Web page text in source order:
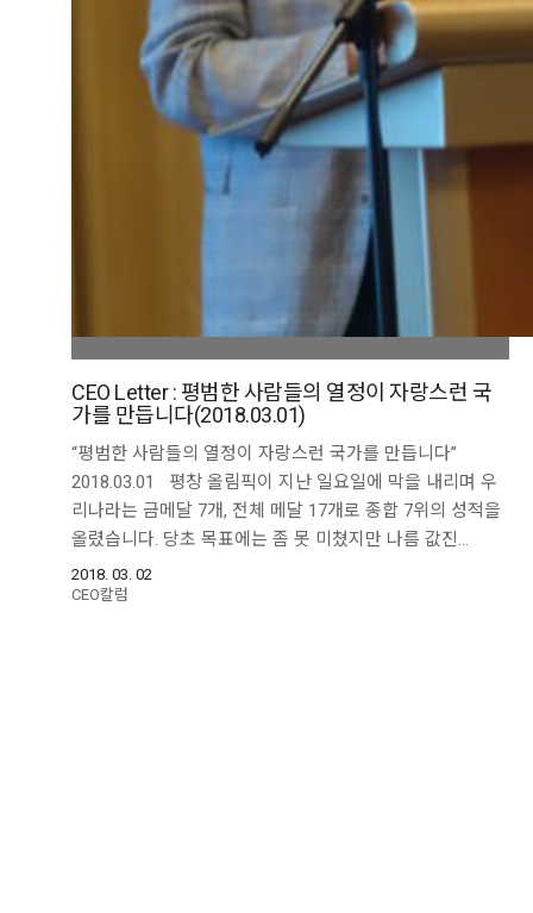
CEO Letter : 평범한 사람들의 열정이 자랑스런 국
가를 만듭니다(2018.03.01)
“평범한 사람들의 열정이 자랑스런 국가를 만듭니다”
2018.03.01 평창 올림픽이 지난 일요일에 막을 내리며 우
리나라는 금메달 7개, 전체 메달 17개로 종합 7위의 성적을
올렸습니다. 당초 목표에는 좀 못 미쳤지만 나름 값진…
2018. 03. 02
CEO칼럼